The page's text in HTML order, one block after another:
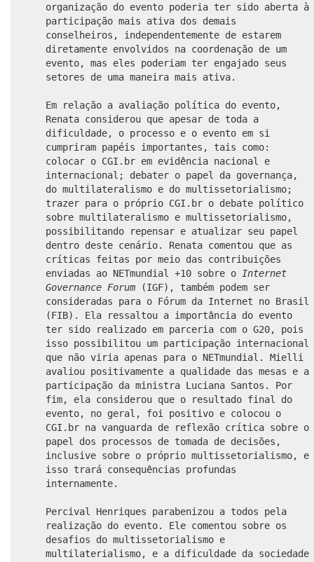
organização do evento poderia ter sido aberta à
participação mais ativa dos demais
conselheiros, independentemente de estarem
diretamente envolvidos na coordenação de um
evento, mas eles poderiam ter engajado seus
setores de uma maneira mais ativa.
Em relação a avaliação política do evento,
Renata considerou que apesar de toda a
dificuldade, o processo e o evento em si
cumpriram papéis importantes, tais como:
colocar o CGI.br em evidência nacional e
internacional; debater o papel da governança,
do multilateralismo e do multissetorialismo;
trazer para o próprio CGI.br o debate político
sobre multilateralismo e multissetorialismo,
possibilitando repensar e atualizar seu papel
dentro deste cenário. Renata comentou que as
críticas feitas por meio das contribuições
enviadas ao NETmundial +10 sobre o
Internet
Governance Forum (IGF), também podem ser
consideradas para o Fórum da Internet no Brasil
(FIB). Ela ressaltou a importância do evento
ter sido realizado em parceria com o G20, pois
isso possibilitou um participação internacional
que não viria apenas para o NETmundial. Mielli
avaliou positivamente a qualidade das mesas e a
participação da ministra Luciana Santos. Por
fim, ela considerou que o resultado final do
evento, no geral, foi positivo e colocou o
CGI.br na vanguarda de reflexão crítica sobre o
papel dos processos de tomada de decisões,
inclusive sobre o próprio multissetorialismo, e
isso trará consequências profundas
internamente.
Percival Henriques parabenizou a todos pela
realização do evento. Ele comentou sobre os
desafios do multissetorialismo e
multilaterialismo, e a dificuldade da sociedade